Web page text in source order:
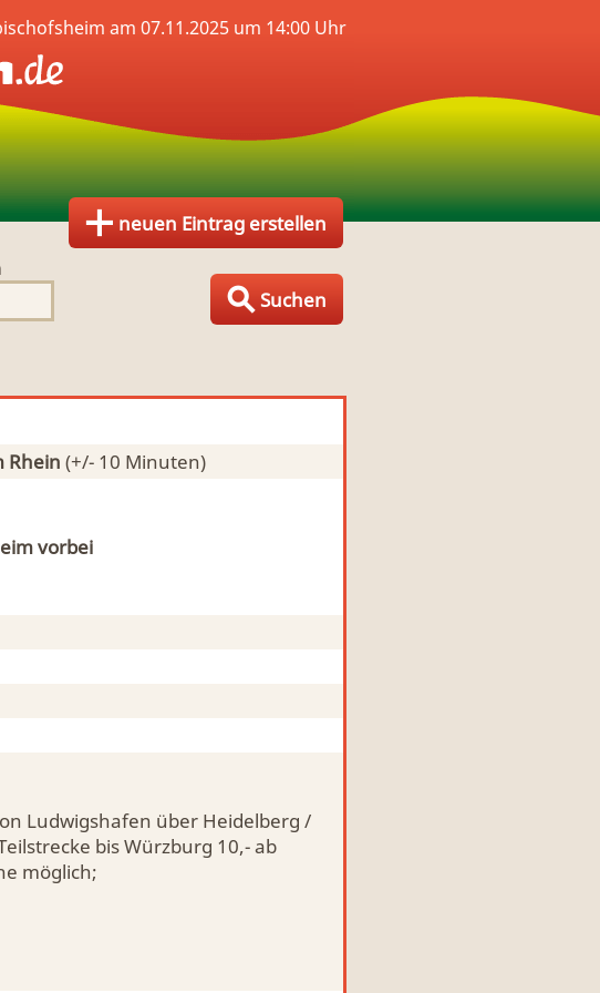
neuen Eintrag erstellen
Suchen
am 07.11.2025 um 14:00 Uhr
Rhein (+/- 10 Minuten)
vorbei
Ludwigshafen über Heidelberg /
bis Würzburg 10,- ab
möglich;